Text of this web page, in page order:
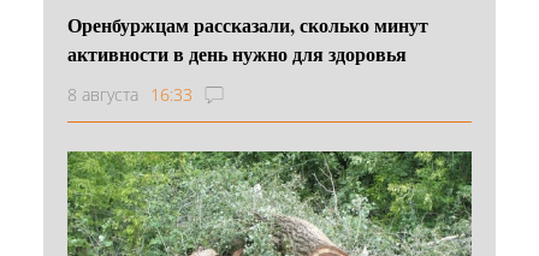
Оренбуржцам рассказали, сколько минут
активности в день нужно для здоровья
8 августа 16:33